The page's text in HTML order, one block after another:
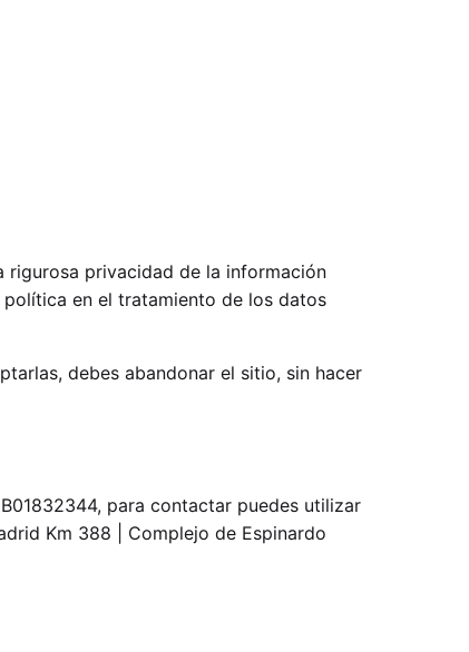
rigurosa privacidad de la información
en el tratamiento de los datos
debes abandonar el sitio, sin hacer
para contactar puedes utilizar
Km 388 | Complejo de Espinardo